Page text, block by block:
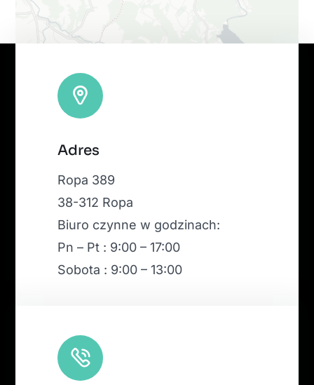
|Map tiles by
OpenStreetMap, under ODbL.
Adres
Ropa 389
38-312 Ropa
Biuro czynne w godzinach:
Pn – Pt : 9:00 – 17:00
Sobota : 9:00 – 13:00